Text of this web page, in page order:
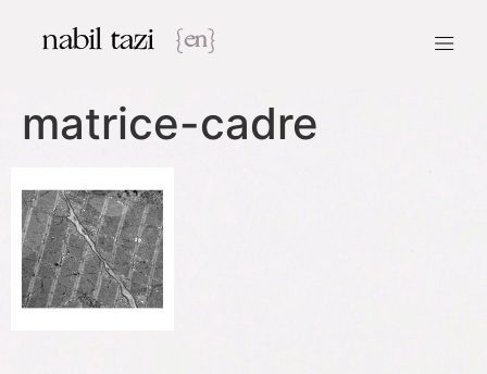
nabil tazi {en}
matrice-cadre